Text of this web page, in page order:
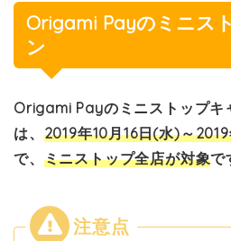
Origami Payのミニス
ン
Origami Payのミニストップキ
は、 2019年10月16日(水)～
で、 ミニストップ全店が対象で